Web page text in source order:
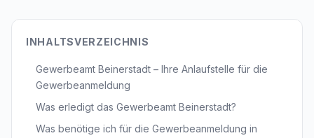
INHALTSVERZEICHNIS
Gewerbeamt Beinerstadt – Ihre Anlaufstelle für die
Gewerbeanmeldung
Was erledigt das Gewerbeamt Beinerstadt?
Was benötige ich für die Gewerbeanmeldung in